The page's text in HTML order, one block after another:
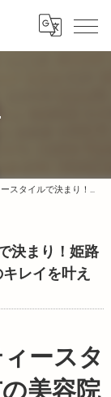
ベレア)はお客様のキレイを叶える美容室／ヘアサロン
決まり！姫路
レイを叶え